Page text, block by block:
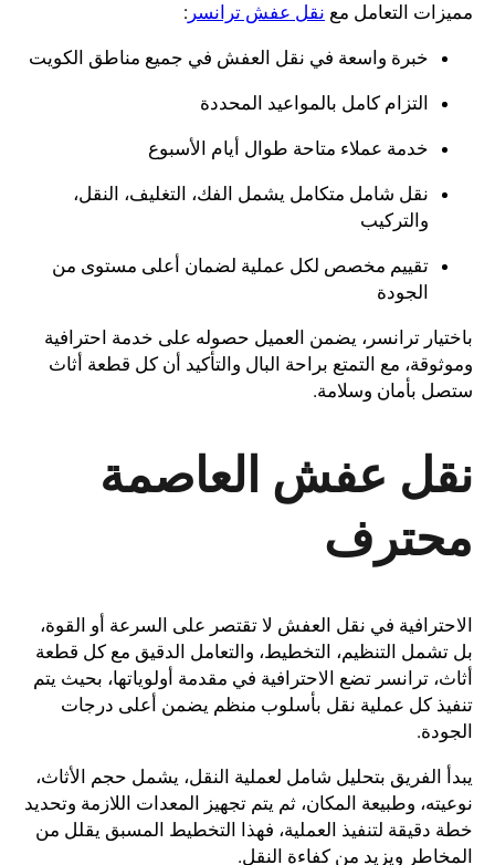
مميزات التعامل مع نقل عفش ترانسر :
خبرة واسعة في نقل العفش في جميع مناطق الكويت
التزام كامل بالمواعيد المحددة
خدمة عملاء متاحة طوال أيام الأسبوع
نقل شامل متكامل يشمل الفك، التغليف، النقل،
والتركيب
تقييم مخصص لكل عملية لضمان أعلى مستوى من
الجودة
باختيار ترانسر، يضمن العميل حصوله على خدمة احترافية
وموثوقة، مع التمتع براحة البال والتأكيد أن كل قطعة أثاث
ستصل بأمان وسلامة.
نقل عفش العاصمة
محترف
الاحترافية في نقل العفش لا تقتصر على السرعة أو القوة،
بل تشمل التنظيم، التخطيط، والتعامل الدقيق مع كل قطعة
أثاث، ترانسر تضع الاحترافية في مقدمة أولوياتها، بحيث يتم
تنفيذ كل عملية نقل بأسلوب منظم يضمن أعلى درجات
الجودة.
يبدأ الفريق بتحليل شامل لعملية النقل، يشمل حجم الأثاث،
نوعيته، وطبيعة المكان، ثم يتم تجهيز المعدات اللازمة وتحديد
خطة دقيقة لتنفيذ العملية، فهذا التخطيط المسبق يقلل من
المخاطر ويزيد من كفاءة النقل.